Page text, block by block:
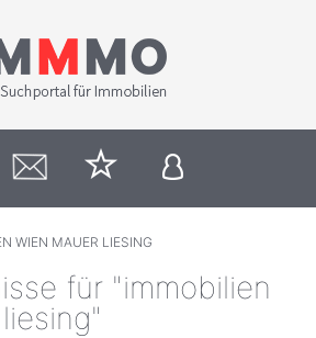
WIEN MAUER LIESING
für "immobilien